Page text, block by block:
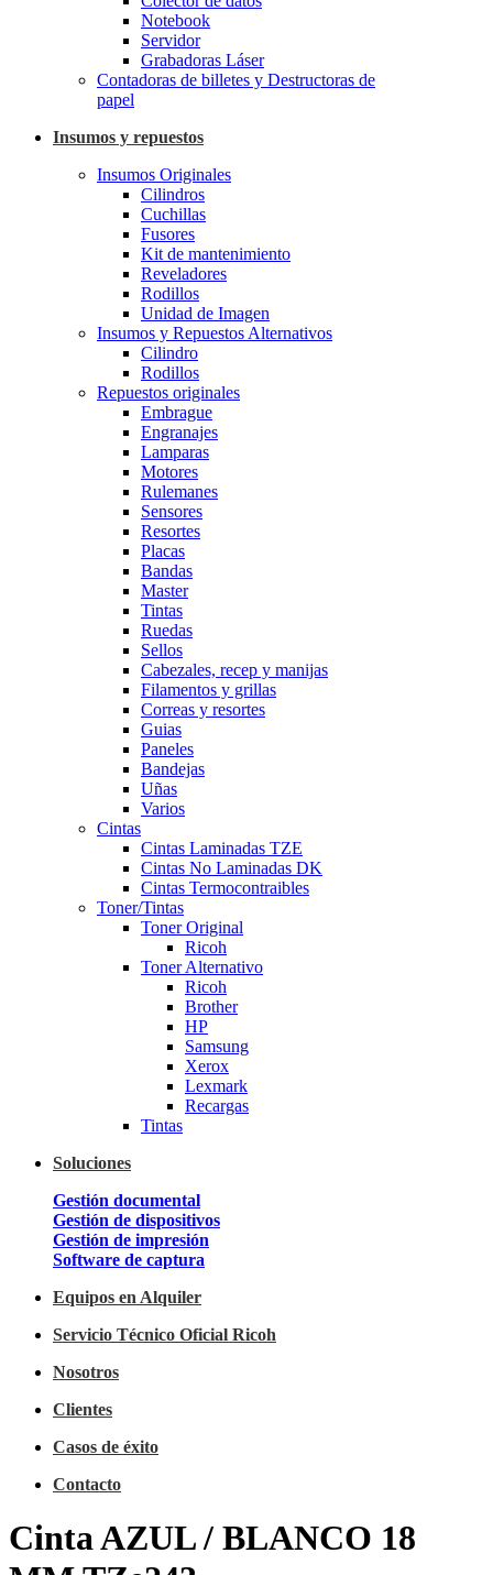
Notebook
Servidor
Grabadoras Láser
Contadoras de billetes y Destructoras de
papel
Insumos y repuestos
Insumos Originales
Cilindros
Cuchillas
Fusores
Kit de mantenimiento
Reveladores
Rodillos
Unidad de Imagen
Insumos y Repuestos Alternativos
Cilindro
Rodillos
Repuestos originales
Embrague
Engranajes
Lamparas
Motores
Rulemanes
Sensores
Resortes
Placas
Bandas
Master
Tintas
Ruedas
Sellos
Cabezales, recep y manijas
Filamentos y grillas
Correas y resortes
Guias
Paneles
Bandejas
Uñas
Varios
Cintas
Cintas Laminadas TZE
Cintas No Laminadas DK
Cintas Termocontraibles
Toner/Tintas
Toner Original
Ricoh
Toner Alternativo
Ricoh
Brother
HP
Samsung
Xerox
Lexmark
Recargas
Tintas
Soluciones
Gestión documental
Gestión de dispositivos
Gestión de impresión
Software de captura
Equipos en Alquiler
Servicio Técnico Oficial Ricoh
Nosotros
Clientes
Casos de éxito
Contacto
Cinta AZUL / BLANCO 18